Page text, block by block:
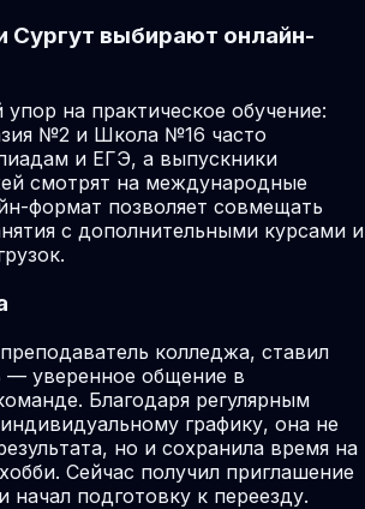
Сургут выбирают онлайн-
на практическое обучение:
№2 и Школа №16 часто
и ЕГЭ, а выпускники
смотрят на международные
формат позволяет совмещать
с дополнительными курсами и
колледжа, ставил
— уверенное общение в
Благодаря регулярным
графику, она не
но и сохранила время на
Сейчас получил приглашение
начал подготовку к переезду.